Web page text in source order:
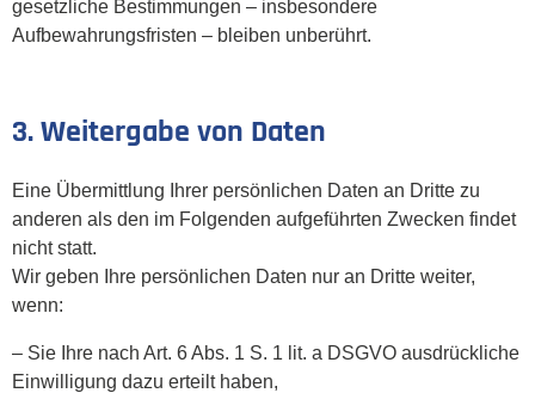
gesetzliche Bestimmungen – insbesondere
Aufbewahrungsfristen – bleiben unberührt.
3. Weitergabe von Daten
Eine Übermittlung Ihrer persönlichen Daten an Dritte zu
anderen als den im Folgenden aufgeführten Zwecken findet
nicht statt.
Wir geben Ihre persönlichen Daten nur an Dritte weiter,
wenn:
– Sie Ihre nach Art. 6 Abs. 1 S. 1 lit. a DSGVO ausdrückliche
Einwilligung dazu erteilt haben,